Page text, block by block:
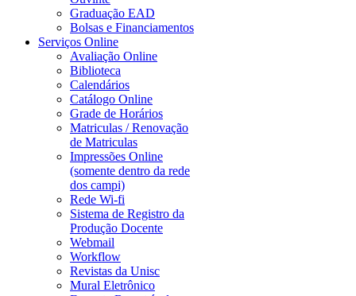
Graduação EAD
Bolsas e Financiamentos
Serviços Online
Avaliação Online
Biblioteca
Calendários
Catálogo Online
Grade de Horários
Matriculas / Renovação
de Matriculas
Impressões Online
(somente dentro da rede
dos campi)
Rede Wi-fi
Sistema de Registro da
Produção Docente
Webmail
Workflow
Revistas da Unisc
Mural Eletrônico